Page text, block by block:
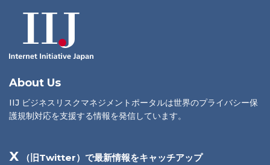
About Us
IIJ ビジネスリスクマネジメントポータルは世界のプライバシー保
護規制対応を支援する情報を発信しています。
X （旧Twitter）で最新情報をキャッチアップ